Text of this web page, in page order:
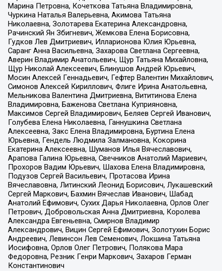
Марина Петровна, Кочеткова Татьяна Владимировна,
Чуркина Наталья Валерьевна, Акимова Татьяна
Николаевна, Золотарева Екатерина Александровна,
Рачинский Ян Збигневич, Жемкова Елена Борисовна,
Гудков Лев Дмитриевич, Илларионова Юлия Юрьевна,
Саранг Анна Васильевна, Захарова Светлана Сергеевна,
Аверин Владимир Анатольевич, Щур Татьяна Михайловна,
Щур Николай Алексеевич, Блинушов Андрей Юрьевич,
Мосин Алексей Геннадьевич, Гефтер Валентин Михайлович,
Симонов Алексей Кириллович, Флиге Ирина Анатольевна,
Мельникова Валентина Дмитриевна, Вититинова Елена
Владимировна, Баженова Светлана Куприяновна,
Максимов Сергей Владимирович, Беляев Сергей Иванович,
Голубева Елена Николаевна, Ганнушкина Светлана
Алексеевна, Закс Елена Владимировна, Буртина Елена
Юрьевна, Гендель Людмила Залмановна, Кокорина
Екатерина Алексеевна, Шуманов Илья Вячеславович,
Арапова Галина Юрьевна, Свечников Анатолий Мариевич,
Прохоров Вадим Юрьевич, Шахова Елена Владимировна,
Подузов Сергей Васильевич, Протасова Ирина
Вячеславовна, Литинский Леонид Борисович, Лукашевский
Сергей Маркович, Бахмин Вячеслав Иванович, Шабад
Анатолий Ефимович, Сухих Дарья Николаевна, Орлов Олег
Петрович, Добровольская Анна Дмитриевна, Королева
Александра Евгеньевна, Смирнов Владимир
Александрович, Вицин Сергей Ефимович, Золотухин Борис
Андреевич, Левинсон Лев Семенович, Локшина Татьяна
Иосифовна, Орлов Олег Петрович, Полякова Мара
Федоровна, Резник Генри Маркович, Захаров Герман
Константинович